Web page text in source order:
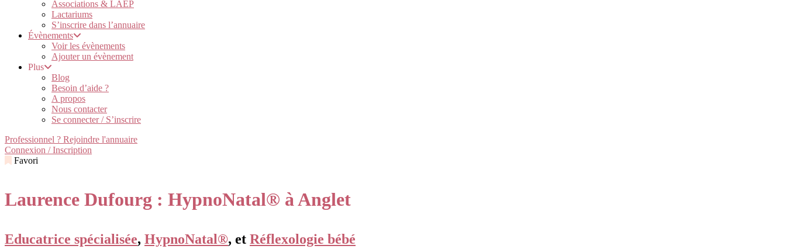
Associations & LAEP
Lactariums
S’inscrire dans l’annuaire
Évènements
Voir les évènements
Ajouter un évènement
Plus
Blog
Besoin d’aide ?
A propos
Nous contacter
Se connecter / S’inscrire
Professionnel ? Rejoindre l'annuaire
Connexion / Inscription
Favori
Laurence Dufourg : HypnoNatal® à Anglet
Educatrice spécialisée, HypnoNatal®, et Réflexologie bébé